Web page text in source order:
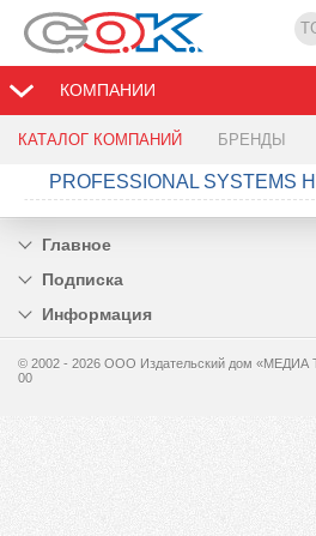
КОМПАНИИ
КАТАЛОГ КОМПАНИЙ БРЕНДЫ
PROFESSIONAL SYSTEMS
Главное
Подписка
Информация
© 2002 - 2026 OOO Издательский дом
00